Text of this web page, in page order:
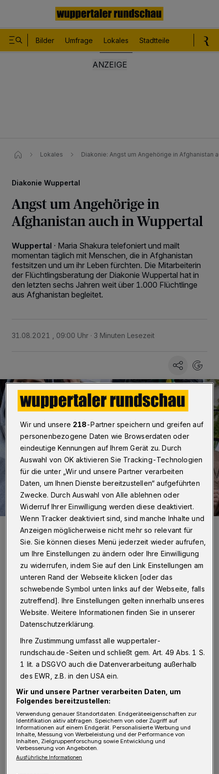
Bilder Umfrage Lokales Stadtteile
Lokales Diakonie: Angst um Angehörige in Afghanistan
Diakonie Wuppertal
Angst um Angehörige in
Afghanistan auch in Wuppertal
Wuppertal · Maria Shakura telefoniert und mailt
momentan täglich mit Menschen, die in Afghanistan
festsitzen und um ihr Leben fürchten. Die Mitarbeiterin
der Flüchtlingsberatung der Diakonie Wuppertal hat in
den letzten sechs Jahren weit über 1.000 Flüchtlinge
aus Afghanistan begleitet.
31.08.2021 , 09:00 Uhr 3 Minuten Lesezeit
Zahlreiche Menschen haben im Berliner Regierungsviertel mehr
Hilfe für Schutzsuchende aus Afghanistan gefordert.
Foto: EKD/epd: Ralf Zoellner
„Pro Tag erreichen uns zirka 40 bis 50 Anrufe
oder Nachrichten auf telegram und etliche E-
Mails, teilweise direkt aus Afghanistan. Wir
sind seit der Übernahme Kabuls mit mehreren
Hundert afghanischen Menschen in Kontakt“,
sagt Shakura. „Beinahe jede unserer
Klientinnnen bzw unserer Klienten, die wir
hier in Wuppertal betreuen, hat Angehörige,
die betroffen sind und um ihr Leben fürchten.
Das Ende der Evakuierungen ist ein Schock für
alle. Soweit wir wissen, wurde keiner der von
Wir und unsere 218-Partner speichern und greifen auf
personenbezogene Daten wie Browserdaten oder
eindeutige Kennungen auf Ihrem Gerät zu. Durch
Auswahl von OK aktivieren Sie Tracking-Technologien
für die unter „Wir und unsere Partner verarbeiten
Daten, um Ihnen Dienste bereitzustellen“ aufgeführten
Zwecke. Durch Auswahl von Alle ablehnen oder
Widerruf Ihrer Einwilligung werden diese deaktiviert.
Wenn Tracker deaktiviert sind, sind manche Inhalte und
Anzeigen möglicherweise nicht mehr so relevant für
Sie. Sie können dieses Menü jederzeit wieder aufrufen,
um Ihre Einstellungen zu ändern oder Ihre Einwilligung
zu widerrufen, indem Sie auf den Link Einstellungen am
unteren Rand der Webseite klicken [oder das
schwebende Symbol unten links auf der Webseite, falls
zutreffend]. Ihre Einstellungen gelten innerhalb unseres
Website. Weitere Informationen finden Sie in unserer
Datenschutzerklärung.
Ihre Zustimmung umfasst alle wuppertaler-
rundschau.de-Seiten und schließt gem. Art. 49 Abs. 1 S.
1 lit. a DSGVO auch die Datenverarbeitung außerhalb
des EWR, z.B. in den USA ein.
Wir und unsere Partner verarbeiten Daten, um
Folgendes bereitzustellen:
Verwendung genauer Standortdaten. Endgeräteeigenschaften zur
Identifikation aktiv abfragen. Speichern von oder Zugriff auf
Informationen auf einem Endgerät. Personalisierte Werbung und
Inhalte, Messung von Werbeleistung und der Performance von
Inhalten, Zielgruppenforschung sowie Entwicklung und
Verbesserung von Angeboten.
Ausführliche Informationen